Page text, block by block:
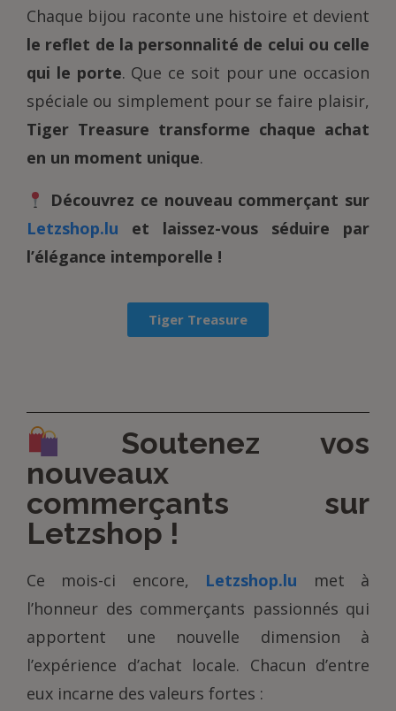
Chaque bijou raconte une histoire et devient
le reflet de la personnalité de celui ou celle
qui le porte. Que ce soit pour une occasion
spéciale ou simplement pour se faire plaisir,
Tiger Treasure transforme chaque achat
en un moment unique.
Découvrez ce nouveau commerçant sur
Letzshop.lu et laissez-vous séduire par
l’élégance intemporelle !
Tiger Treasure
Soutenez vos
nouveaux
commerçants sur
Letzshop !
Ce mois-ci encore, Letzshop.lu met à
l’honneur des commerçants passionnés qui
apportent une nouvelle dimension à
l’expérience d’achat locale. Chacun d’entre
eux incarne des valeurs fortes :